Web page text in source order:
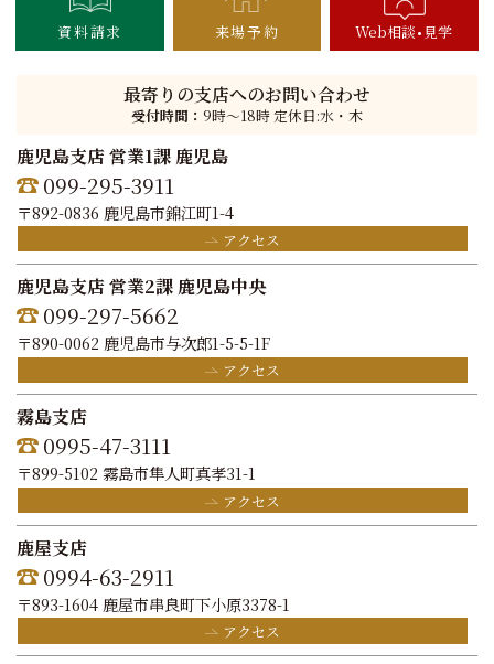
資料請求 来場予約 Web相談 見学
最寄りの支店へのお問い合わせ
受付時間： 9時〜18時 定休日:水・木
鹿児島支店 営業1課 鹿児島
099-295-3911
〒892-0836 鹿児島市錦江町1-4
アクセス
鹿児島支店 営業2課 鹿児島中央
099-297-5662
〒890-0062 鹿児島市与次郎1-5-5-1F
アクセス
霧島支店
0995-47-3111
〒899-5102 霧島市隼人町真孝31-1
アクセス
鹿屋支店
0994-63-2911
〒893-1604 鹿屋市串良町下小原3378-1
アクセス